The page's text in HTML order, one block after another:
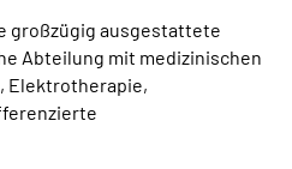
großzügig ausgestattete
Abteilung mit medizinischen
Elektrotherapie,